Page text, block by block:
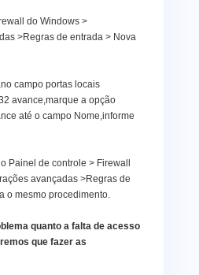
do Windows >
>Regras de entrada > Nova
campo portas locais
avance,marque a opção
até o campo Nome,informe
Painel de controle > Firewall
avançadas >Regras de
o mesmo procedimento.
quanto a falta de acesso
que fazer as